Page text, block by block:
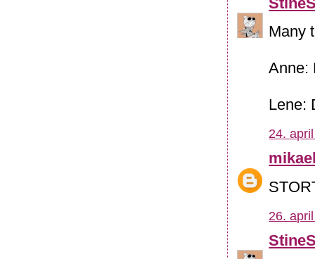
Many
Anne:
Lene:
24.
26.